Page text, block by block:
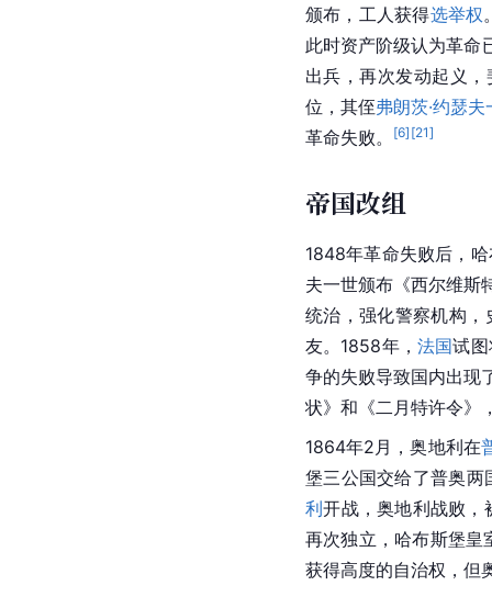
颁布，工人获得选举权
此时资产阶级认为革命
出兵，再次发动起义
位，其侄弗朗茨·约瑟夫
革命失败。
[6] [21]
帝国改组
1848年革命失败后，
夫一世颁布《西尔维斯
统治，强化警察机构
友。1858年，法国试
争的失败导致国内出现
状》和《二月特许令》
1864年2月，奥地利在
堡三公国交给了普奥
利开战，奥地利战败，
再次独立，哈布斯堡皇
获得高度的自治权，但